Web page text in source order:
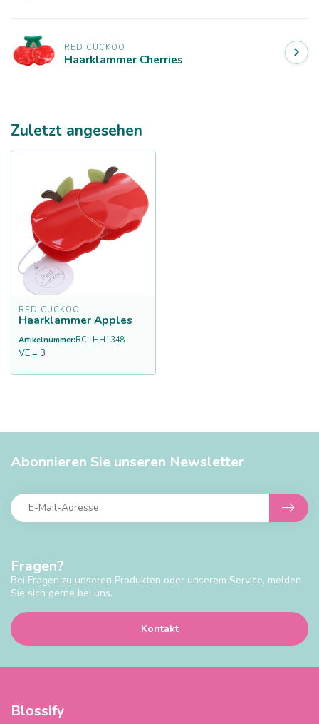
RED CUCKOO
Haarklammer Cherries
Zuletzt angesehen
RED CUCKOO
Haarklammer Apples
Artikelnummer:RC- HH1348
VE = 3
Fragen?
Bei Fragen zu unseren Produkten oder unserem Service, melden
Sie sich gerne bei uns.
Kontakt
Abonnieren Sie unseren Newsletter
Blossify